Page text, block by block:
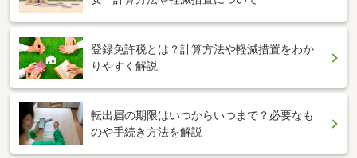
登録免許税とは？計算方法や軽減措置をわか
りやすく解説
転出届の期限はいつからいつまで？必要なも
のや手続き方法を解説